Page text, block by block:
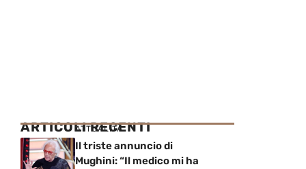
ARTICOLI RECENTI
ATTUALITÀ
Il triste annuncio di
Mughini: “Il medico mi ha